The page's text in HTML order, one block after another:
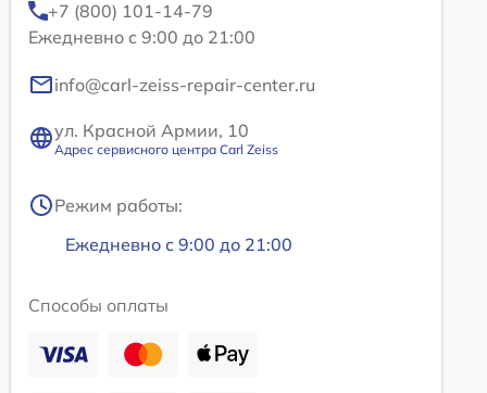
+7 (800) 101-14-79
Ежедневно с 9:00 до 21:00
info@carl-zeiss-repair-center.ru
ул. Красной Армии, 10
Адрес сервисного центра Carl Zeiss
Режим работы:
Ежедневно с 9:00 до 21:00
Способы оплаты